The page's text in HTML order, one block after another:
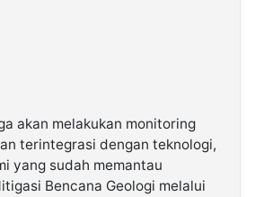
akan melakukan monitoring
terintegrasi dengan teknologi,
yang sudah memantau
Bencana Geologi melalui